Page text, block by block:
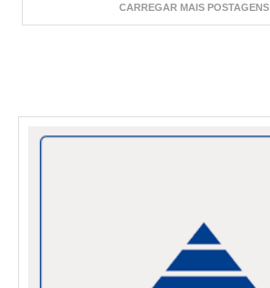
CARREGAR MAIS POSTAGENS